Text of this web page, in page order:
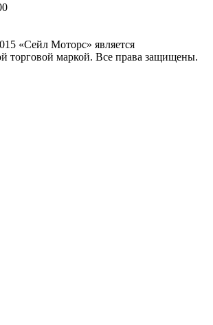
«Сейл Моторс» является
торговой маркой. Все права защищены.